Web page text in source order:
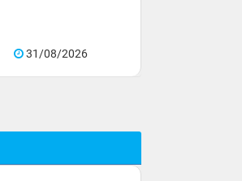
31/08/2026